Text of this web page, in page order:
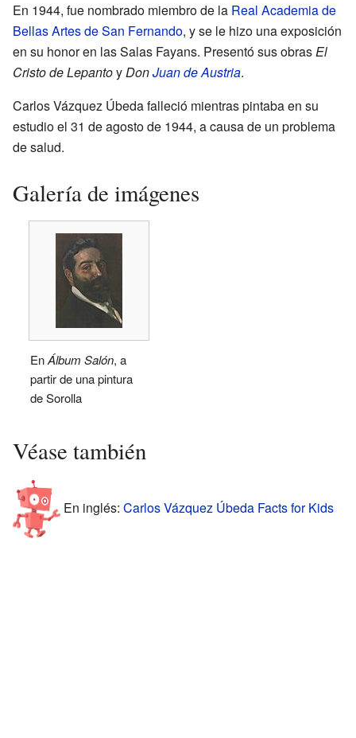
En 1944, fue nombrado miembro de la Real Academia de
Bellas Artes de San Fernando, y se le hizo una exposición
en su honor en las Salas Fayans. Presentó sus obrasEl
Cristo de LepantoyDonJuan de Austria.
Carlos Vázquez Úbeda falleció mientras pintaba en su
estudio el 31 de agosto de 1944, a causa de un problema
de salud.
Galería de imágenes
EnÁlbum Salón, a
partir de una pintura
de Sorolla
Véase también
En inglés: Carlos Vázquez Úbeda Facts for Kids